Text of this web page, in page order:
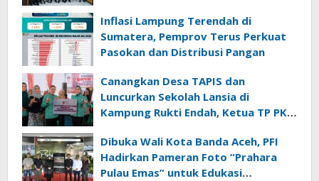
Inflasi Lampung Terendah di
Sumatera, Pemprov Terus Perkuat
Pasokan dan Distribusi Pangan
Canangkan Desa TAPIS dan
Luncurkan Sekolah Lansia di
Kampung Rukti Endah, Ketua TP PKK
SDM Dimulai dari Desa
Dibuka Wali Kota Banda Aceh, PFI
Hadirkan Pameran Foto “Prahara
Pulau Emas” untuk Edukasi